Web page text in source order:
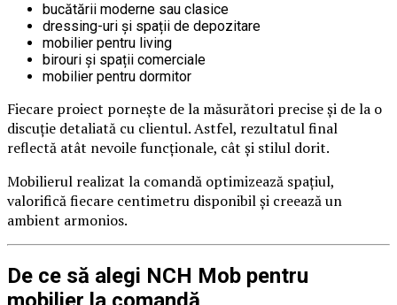
bucătării moderne sau clasice
dressing-uri și spații de depozitare
mobilier pentru living
birouri și spații comerciale
mobilier pentru dormitor
Fiecare proiect pornește de la măsurători precise și de la o
discuție detaliată cu clientul. Astfel, rezultatul final
reflectă atât nevoile funcționale, cât și stilul dorit.
Mobilierul realizat la comandă optimizează spațiul,
valorifică fiecare centimetru disponibil și creează un
ambient armonios.
De ce să alegi NCH Mob pentru